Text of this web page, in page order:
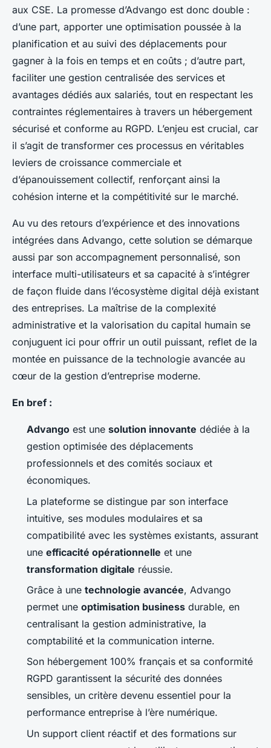
aux CSE. La promesse d’Advango est donc double :
d’une part, apporter une optimisation poussée à la
planification et au suivi des déplacements pour
gagner à la fois en temps et en coûts ; d’autre part,
faciliter une gestion centralisée des services et
avantages dédiés aux salariés, tout en respectant les
contraintes réglementaires à travers un hébergement
sécurisé et conforme au RGPD. L’enjeu est crucial, car
il s’agit de transformer ces processus en véritables
leviers de croissance commerciale et
d’épanouissement collectif, renforçant ainsi la
cohésion interne et la compétitivité sur le marché.
Au vu des retours d’expérience et des innovations
intégrées dans Advango, cette solution se démarque
aussi par son accompagnement personnalisé, son
interface multi-utilisateurs et sa capacité à s’intégrer
de façon fluide dans l’écosystème digital déjà existant
des entreprises. La maîtrise de la complexité
administrative et la valorisation du capital humain se
conjuguent ici pour offrir un outil puissant, reflet de la
montée en puissance de la technologie avancée au
cœur de la gestion d’entreprise moderne.
En bref :
Advango est une solution innovante dédiée à la
gestion optimisée des déplacements
professionnels et des comités sociaux et
économiques.
La plateforme se distingue par son interface
intuitive, ses modules modulaires et sa
compatibilité avec les systèmes existants, assurant
une efficacité opérationnelle et une
transformation digitale réussie.
Grâce à une technologie avancée, Advango
permet une optimisation business durable, en
centralisant la gestion administrative, la
comptabilité et la communication interne.
Son hébergement 100% français et sa conformité
RGPD garantissent la sécurité des données
sensibles, un critère devenu essentiel pour la
performance entreprise à l’ère numérique.
Un support client réactif et des formations sur